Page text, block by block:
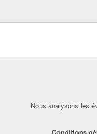
Nous analysons les